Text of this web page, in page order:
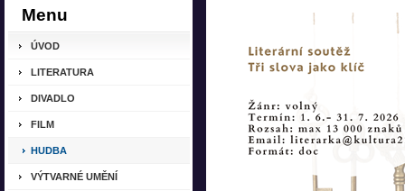
Menu
ÚVOD
LITERATURA
DIVADLO
FILM
HUDBA
VÝTVARNÉ UMĚNÍ